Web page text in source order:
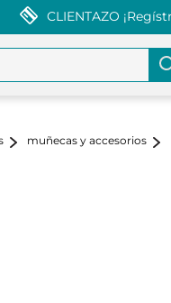
CLIENTAZO
muñecas y accesorios